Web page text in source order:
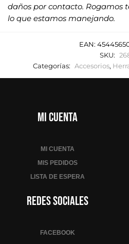
daños por contacto. Rogamos
lo que estamos manejando.
EAN:
SKU:
Categorías: Accesorios,
Mi cuenta
MI CUENTA
MIS PEDIDOS
LISTA DE ESPERA
Redes sociales
FACEBOOK